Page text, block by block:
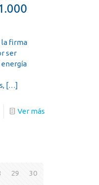
la firma
ser
energía
[…]
Ver más
29 30